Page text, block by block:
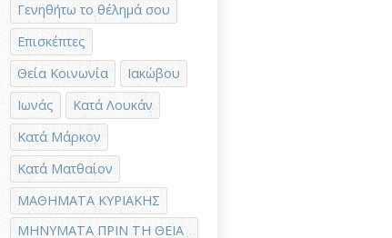
Γενηθήτω το θέλημά σου
Επισκέπτες
Θεία Κοινωνία
Ιακώβου
Ιωνάς
Κατά Λουκάν
Κατά Μάρκον
Κατά Ματθαίον
ΜΑΘΗΜΑΤΑ ΚΥΡΙΑΚΗΣ
ΜΗΝΥΜΑΤΑ ΠΡΙΝ ΤΗ ΘΕΙΑ